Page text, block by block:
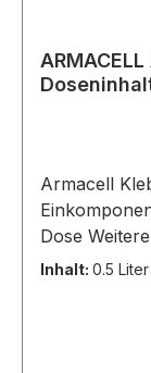
Armacell
Dose
Inhalt: 0.5 Liter